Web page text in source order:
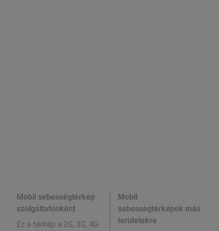
Mobil sebességtérkép
szolgáltatónként
Ez a térkép a 2G, 3G, 4G
Mobil
sebességtérképek más
területekre